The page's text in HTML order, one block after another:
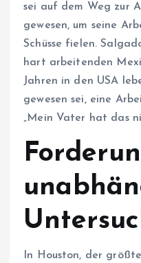
sei auf dem Weg zur
gewesen, um seine
Schüsse fielen.
hart arbeitenden
Jahren in den USA
gewesen sei, eine
„Mein Vater hat das
In Houston, der